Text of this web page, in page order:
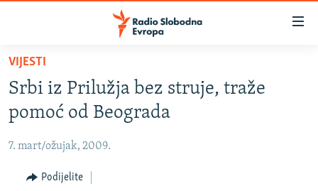
Pređite
glavni
sadržaj
Pređite
na
navigaciju
VIJESTI
BOSNA I HERCEGOVINA
SRBIJA
KOSOVO
CRNA GORA
VIJESTI
Srbi iz Prilužja bez struje, traže
pomoć od Beograda
7. mart/ožujak, 2009.
Podijelite